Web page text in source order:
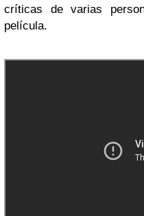
críticas de varias
película.